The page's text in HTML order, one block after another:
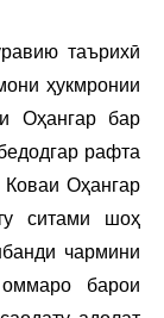
таърихӣ
ҳукмронии
Оҳангар бар
рафта
Оҳангар
ситами шоҳ
чармини
барои